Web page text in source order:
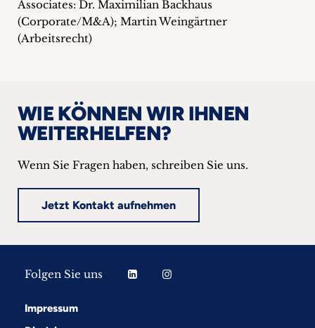
Associates: Dr. Maximilian Backhaus
(Corporate/M&A); Martin Weingärtner
(Arbeitsrecht)
WIE KÖNNEN WIR IHNEN
WEITERHELFEN?
Wenn Sie Fragen haben, schreiben Sie uns.
Jetzt Kontakt aufnehmen
Folgen Sie uns
Impressum